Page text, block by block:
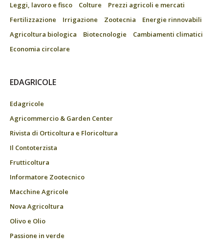
Leggi, lavoro e fisco
Colture
Prezzi agricoli e mercati
Fertilizzazione
Irrigazione Zootecnia
Energie rinnovabili
Agricoltura biologica
Biotecnologie
Cambiamenti climatici
Economia circolare
EDAGRICOLE
Edagricole
Agricommercio & Garden Center
Rivista di Orticoltura e Floricoltura
Il Contoterzista
Frutticoltura
Informatore Zootecnico
Macchine Agricole
Nova Agricoltura
Olivo e Olio
Passione in verde